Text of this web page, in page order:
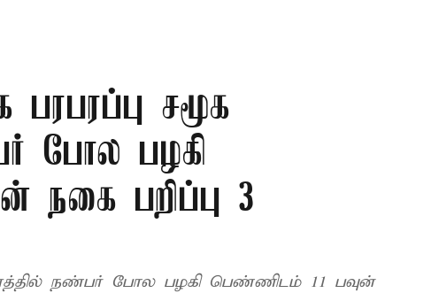
பரபரப்பு சமூக
போல பழகி
நகை பறிப்பு 3
நண்பர் போல பழகி பெண்ணிடம் 11 பவுன்